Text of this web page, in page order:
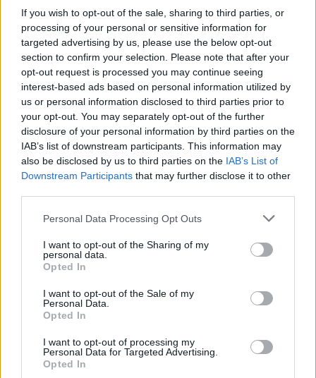
If you wish to opt-out of the sale, sharing to third parties, or
processing of your personal or sensitive information for
targeted advertising by us, please use the below opt-out
section to confirm your selection. Please note that after your
opt-out request is processed you may continue seeing
interest-based ads based on personal information utilized by
us or personal information disclosed to third parties prior to
your opt-out. You may separately opt-out of the further
disclosure of your personal information by third parties on the
IAB’s list of downstream participants. This information may
also be disclosed by us to third parties on the IAB’s List of
Downstream Participants that may further disclose it to other
Personal Data Processing Opt Outs
I want to opt-out of the Sharing of my
personal data.
Opted In
I want to opt-out of the Sale of my
Personal Data.
Opted In
I want to opt-out of processing my
Personal Data for Targeted Advertising.
Opted In
ostatnim słowem.
Najmilsi, to zstąpienie Chrystusa nie dotyczy jedynie
przeszłości, ale dotyka życia każdego z nas. Otchłań to nie
tylko stan zmarłych, ale także tych, którzy doświadczają
śmierci z powodu zła i grzechu. To również codzienne
piekło samotności, wstydu, opuszczenia, trudów życia.
Chrystus wchodzi we wszystkie te mroczne
rzeczywistości, aby zaświadczyć nam o miłości Ojca. Nie
po to, aby osądzać, ale żeby wyzwalać. Nie po to, aby
obarczać winą, ale żeby zbawić. Czyni to bez rozgłosu,
szpitalnej, aby ofiarować pocieszenie i pomoc.
Ojcowie Kościoła w niezwykle pięknych słowach opisali to
Spotkanie będące symbolem wszelkich możliwych
spotkań Boga z człowiekiem. Pan zstępuje tam, gdzie
za rękę, podnosi, przyprowadza do światła. Czyni to z
pełną władzą, ale także z nieskończoną łagodnością, jak